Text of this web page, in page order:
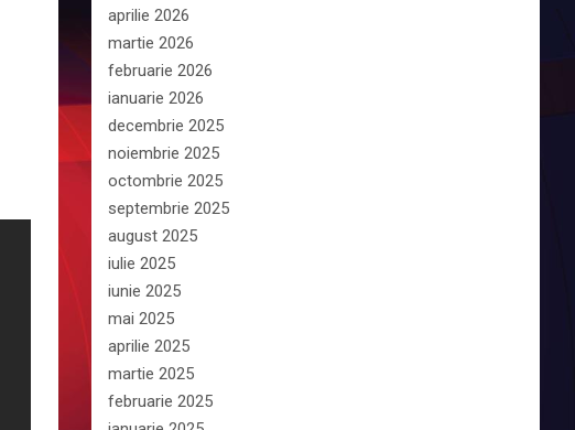
aprilie 2026
martie 2026
februarie 2026
ianuarie 2026
decembrie 2025
noiembrie 2025
octombrie 2025
septembrie 2025
august 2025
iulie 2025
iunie 2025
mai 2025
aprilie 2025
martie 2025
februarie 2025